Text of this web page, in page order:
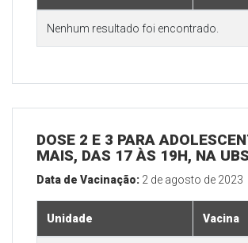
Nenhum resultado foi encontrado.
DOSE 2 E 3 PARA
MAIS, DAS 17 ÀS 19H, NA
Data de Vacinação: 2 de agosto de 2023
Unidade Vacina